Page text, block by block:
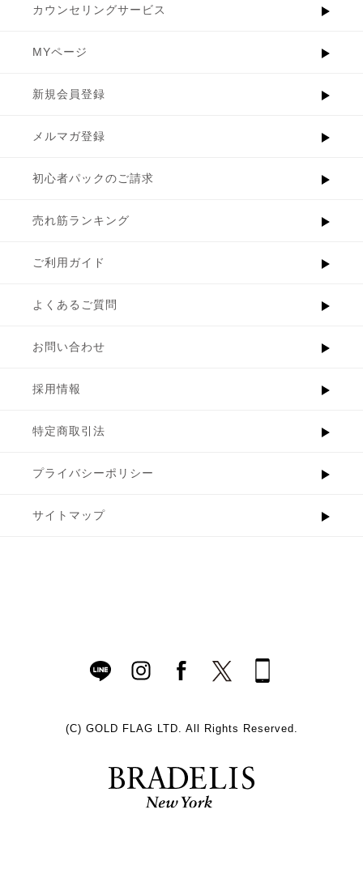
カウンセリングサービス
MYページ
新規会員登録
メルマガ登録
初心者パックのご請求
売れ筋ランキング
ご利用ガイド
よくあるご質問
お問い合わせ
採用情報
特定商取引法
プライバシーポリシー
サイトマップ
(C) GOLD FLAG LTD. All Rights Reserved.